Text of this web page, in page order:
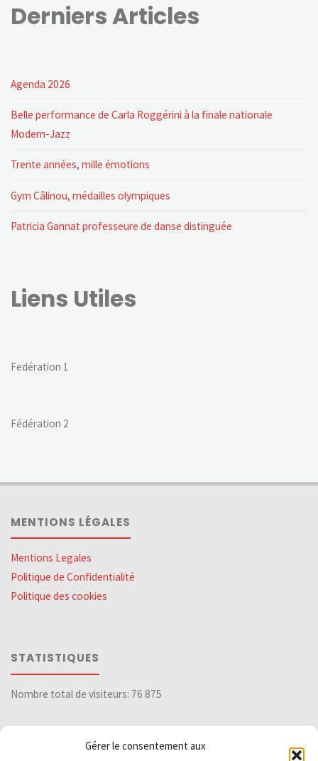
Gérer le consentement aux
Derniers Articles
Agenda 2026
Belle performance de Carla Roggérini à la finale nationale
Modern-Jazz
Trente années, mille émotions
Gym Câlinou, médailles olympiques
Patricia Gannat professeure de danse distinguée
Liens Utiles
Fedération 1
Fédération 2
MENTIONS LÉGALES
Mentions Legales
Politique de Confidentialité
Politique des cookies
STATISTIQUES
Nombre total de visiteurs: 76 875